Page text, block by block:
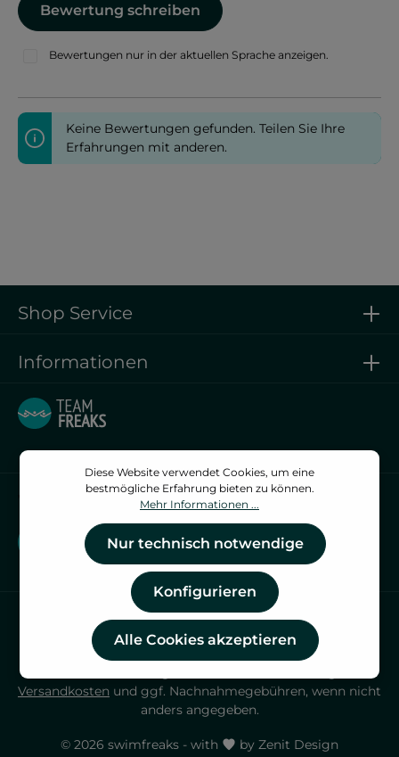
Bewertung schreiben
Bewertungen nur in der aktuellen Sprache anzeigen.
Keine Bewertungen gefunden. Teilen Sie Ihre
Erfahrungen mit anderen.
Vertrag widerrufen
Vertrag widerrufen
Shop Service
Informationen
© 2026 swimfreaks - with byZenit Design
Versandkosten und ggf. Nachnahmegebühren, wenn nicht
anders angegeben.
Diese Website verwendet Cookies, um eine
bestmögliche Erfahrung bieten zu können.
Mehr Informationen ...
Nur technisch notwendige
Konfigurieren
Alle Cookies akzeptieren